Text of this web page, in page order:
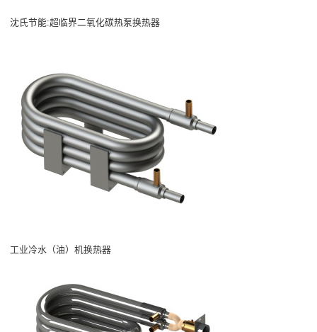
沈氏节能:超临界二氧化碳热泵换热器
工业冷水（油）机换热器